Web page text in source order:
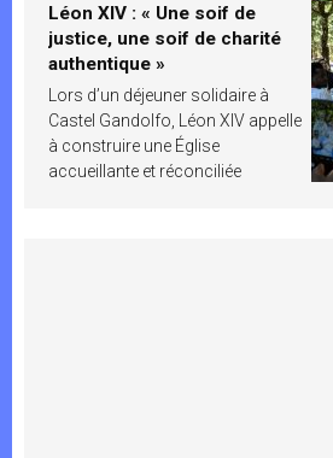
Léon XIV : « Une soif de
justice, une soif de charité
authentique »
Lors d’un déjeuner solidaire à
Castel Gandolfo, Léon XIV appelle
à construire une Église
accueillante et réconciliée